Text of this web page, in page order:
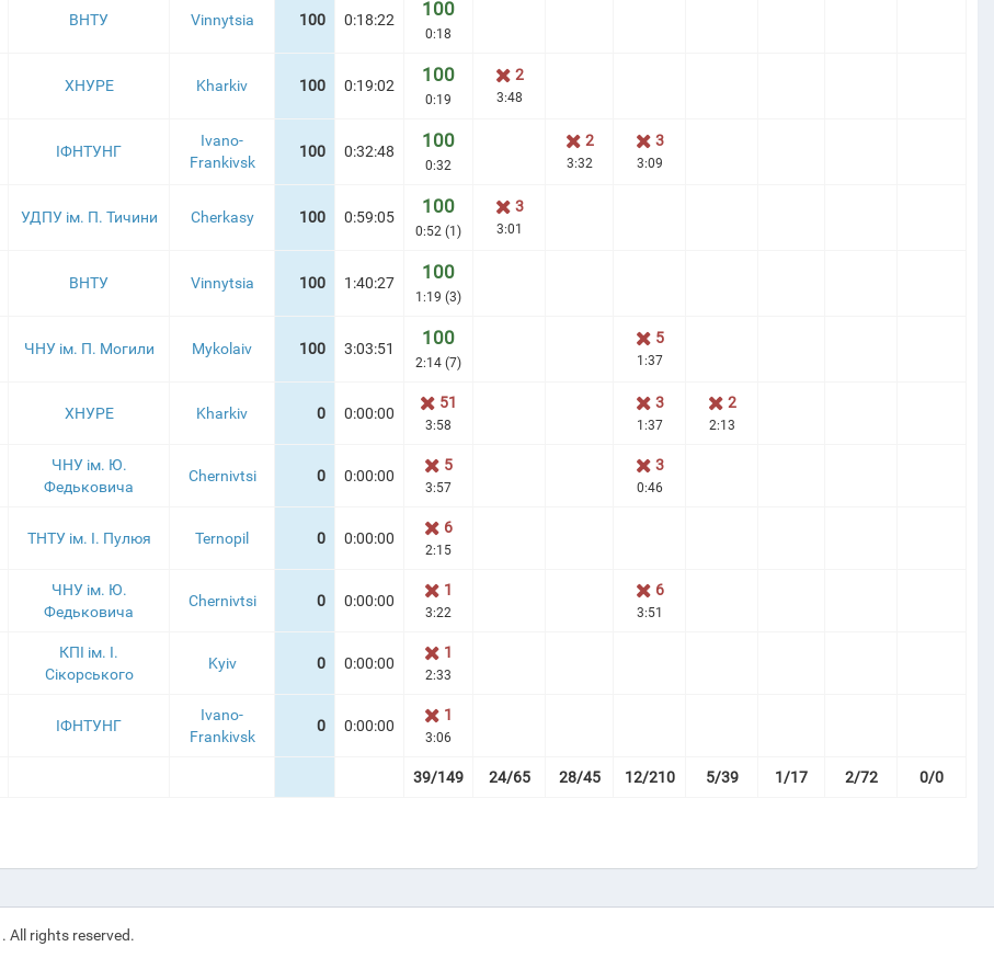
ВНТУ Vinnytsia 100 0:18:22 100
0:18
ХНУРЕ Kharkiv 100 0:19:02 100
0:19
2
3:48
ІФНТУНГ
Ivano-
Frankivsk
100 0:32:48 100
0:32
2
3:32
3
3:09
УДПУ ім. П. Тичини Cherkasy 100 0:59:05 100
0:52 (1)
3
3:01
ВНТУ Vinnytsia 100 1:40:27 100
1:19 (3)
ЧНУ ім. П. Могили Mykolaiv 100 3:03:51 100
2:14 (7)
5
1:37
ХНУРЕ Kharkiv 0 0:00:00
51
3:58
3
1:37
2
2:13
ЧНУ ім. Ю.
Федьковича
Chernivtsi 0 0:00:00
5
3:57
3
0:46
ТНТУ ім. І. Пулюя Ternopil 0 0:00:00
6
2:15
ЧНУ ім. Ю.
Федьковича
Chernivtsi 0 0:00:00
1
3:22
6
3:51
КПІ ім. І.
Сікорського
Kyiv 0 0:00:00
1
2:33
ІФНТУНГ
Ivano-
Frankivsk
0 0:00:00
1
3:06
39/149 24/65 28/45 12/210 5/39 1/17 2/72 0/0
. All rights reserved.